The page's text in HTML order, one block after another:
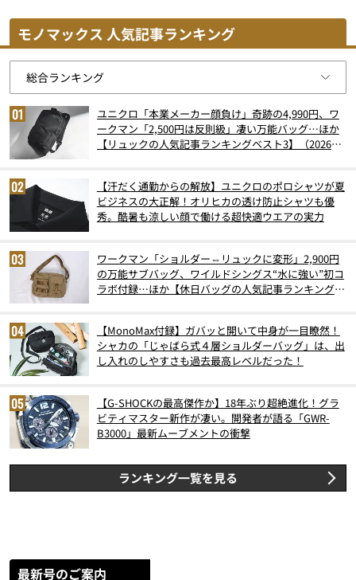
モノマックス 人気記事ランキング
ユニクロ「本業メーカー顔負け」奇跡の4,990円、ワ
ークマン「2,500円は反則級」凄い万能バッグ…ほか
【リュックの人気記事ランキングベスト3】（2026年
【汗だく通勤からの解放】ユニクロのポロシャツが夏
ビジネスの大正解！オリヒカの透け防止シャツも優
秀。酷暑も涼しい顔で働ける超快適ウエアの実力
ワークマン「ショルダー⇔リュックに変形」2,900円
の万能サブバッグ、ワイルドシングス“水に強い”初コ
ラボ付録…ほか【休日バッグの人気記事ランキングベ
【MonoMax付録】ガバッと開いて中身が一目瞭然！
シャカの「じゃばら式４層ショルダーバッグ」は、出
し入れのしやすさも過去最高レベルだった！
【G-SHOCKの最高傑作か】18年ぶり超絶進化！グラ
ビティマスター新作が凄い。開発者が語る「GWR-
B3000」最新ムーブメントの衝撃
ランキング一覧を見る
最新号のご案内